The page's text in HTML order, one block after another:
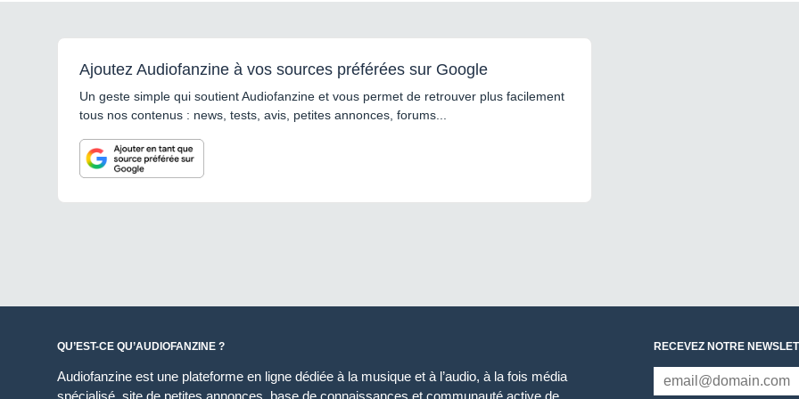
Ajoutez Audiofanzine à vos sources préférées sur Google
Un geste simple qui soutient Audiofanzine et vous permet de retrouver plus facilement
tous nos contenus : news, tests, avis, petites annonces, forums...
QU’EST-CE QU’AUDIOFANZINE ?
Audiofanzine est une plateforme en ligne dédiée à la musique et à l’audio, à la fois média
RECEVEZ NOTRE